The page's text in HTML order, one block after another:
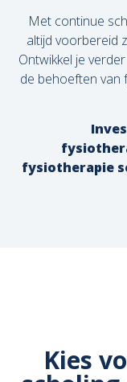
Met continue
altijd voorbereid
Ontwikkel je
de behoeften van
fysiotherapie
Kies